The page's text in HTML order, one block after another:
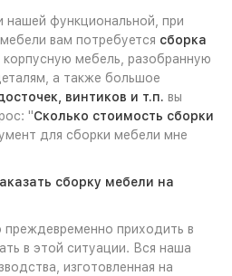
нашей функциональной, при
вам потребуется сборка
корпусную мебель, разобранную
а также большое
винтиков и т.п. вы
"Сколько стоимость сборки
для сборки мебели мне
сборку мебели на
приходить в
в этой ситуации. Вся наша
изготовленная на